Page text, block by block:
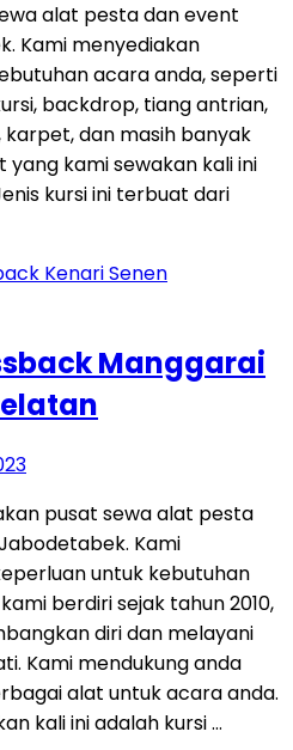
alat pesta dan event
Kami menyediakan
acara anda, seperti
backdrop, tiang antrian,
karpet, dan masih banyak
kami sewakan kali ini
kursi ini terbuat dari
Manggarai
pusat sewa alat pesta
Kami
untuk kebutuhan
berdiri sejak tahun 2010,
diri dan melayani
Kami mendukung anda
alat untuk acara anda.
kali ini adalah kursi …